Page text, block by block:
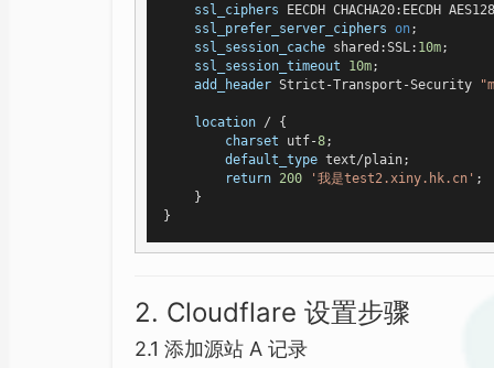
ssl_ciphers EECDH CHACHA20:EECDH
ssl_prefer_server_ciphers on;
ssl_session_cache shared:SSL: 10m;
ssl_session_timeout
10m;
add_header Strict-Transport-Security
location / {
charset utf-8;
default_type text/plain;
return
200 '我是test2.xiny.hk.cn' ;
    }
2. Cloudflare 设置步骤
2.1 添加源站 A 记录